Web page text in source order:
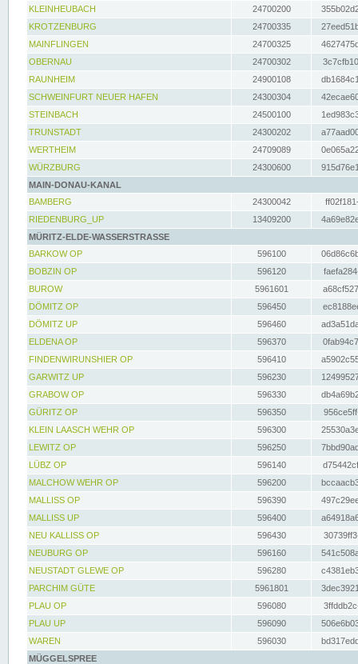
KLEINHEUBACH 24700200
KROTZENBURG
24700335
MAINFLINGEN
24700325
OBERNAU
24700302
RAUNHEIM
24900108
SCHWEINFURT NEUER HAFEN
24300304
STEINBACH
24500100
TRUNSTADT
24300202
WERTHEIM
24709089
WÜRZBURG
24300600
MAIN-DONAU-KANAL
BAMBERG
24300042
RIEDENBURG_UP
13409200
MÜRITZ-ELDE-WASSERSTRASSE
BARKOW OP
596100
BOBZIN OP
596120
BUROW
5961601
DÖMITZ OP
596450
DÖMITZ UP
596460
ELDENA OP
596370
FINDENWIRUNSHIER OP
596410
GARWITZ UP
596230
GRABOW OP
596330
GÜRITZ OP
596350
KLEIN LAASCH WEHR OP
596300
LEWITZ OP
596250
LÜBZ OP
596140
MALCHOW WEHR OP
596200
MALLISS OP
596390
MALLISS UP
596400
NEU KALLISS OP
596430
NEUBURG OP
596160
NEUSTADT GLEWE OP
596280
PARCHIM GÜTE
5961801
PLAU OP
596080
PLAU UP
596090
WAREN
596030
MÜGGELSPREE